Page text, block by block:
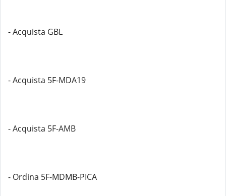
- Acquista GBL
- Acquista 5F-MDA19
- Acquista 5F-AMB
- Ordina 5F-MDMB-PICA